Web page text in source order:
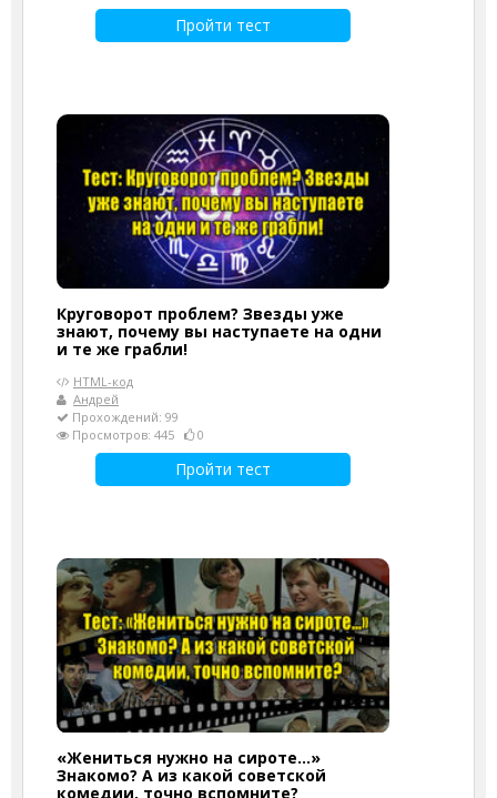
Пройти тест
Круговорот проблем? Звезды уже
знают, почему вы наступаете на одни
и те же грабли!
HTML-код
Андрей
Прохождений: 99
Просмотров: 445
0
Пройти тест
«Жениться нужно на сироте…»
Знакомо? А из какой советской
комедии, точно вспомните?